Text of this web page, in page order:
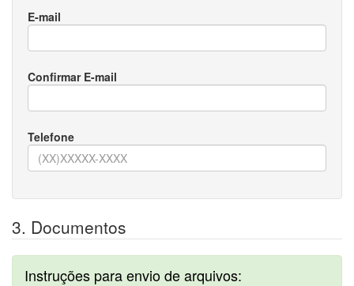
E-mail
Confirmar E-mail
Telefone
3. Documentos
Instruções para envio de arquivos: